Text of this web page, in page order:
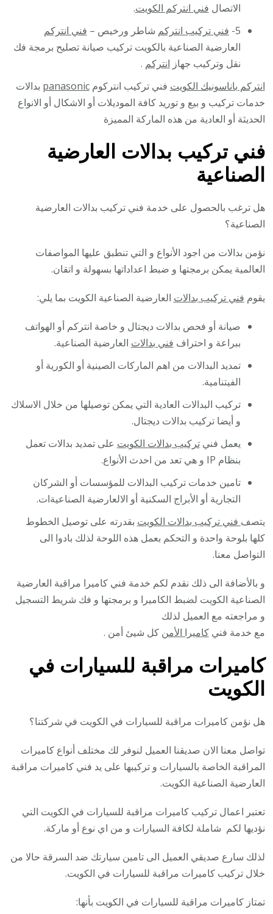
الاتصال فني انتركم الكويت.
5- فني تركيب انتركم شاطر ورخيص – فني انتركم
العارضية الصناعية بالكويت تركيب صيانة تصليح برمجة فك
نقل وتركيب جهاز انتركم .
انتركم باناسونيك الكويت فني تركيب انتركومpanasonic بدالات
خدمات تركيب و بيع و توريد كافة الموديلات أو الاشكال أو الانواع
الحديثة أو العادية من هذه الماركة المميزة
فني تركيب بدالات العارضية
الصناعية
هل ترغب بالحصول على خدمة فني تركيب بدالات العارضية
الصناعية؟
نؤمن بدالات من اجود الأنواع و التي تنطبق عليها المواصفات
العالمية يمكن برمجتها و ضبط اعداداتها بسهولة و اتقان.
يقوم فني تركيب بدالات العارضية الصناعية الكويت بما يلي:
صيانة أو فحص بدالات ديجتال و خاصة انتركم أو الهواتف
ببراعة و احتراف فني بدالات العارضية الصناعية.
تمديد البدالات من اهم الماركات الصينية أو الكورية أو
الفيتنامية.
تركيب البدالات العادية التي يمكن توصيلها من خلال الاسلاك
و أيضا تركيب بدالات ديجتال.
يعمل فنيتركيب بدالات الكويت على تمديد بدالات تعمل
بنظام IP و هي تعد من احدث الأنواع.
تامين خدمات تركيب البدالات للمؤسسات أو الشركان
التجارية أو الأبراج السكنية أو الالعارضية الصناعيةات.
يتصف فني تركيب بدالات الكويت بقدرته على توصيل الخطوط
كلها بلوحة واحدة و التحكم بعمل هذه اللوحة لذلك بادوا الى
التواصل معنا.
و بالأضافة الى ذلك نقدم لكم خدمة فني كاميرا مراقبة العارضية
الصناعية الكويت لضبط الكاميرا و برمجتها و فك شريط التسجيل
و مراجعته مع العميل لذلك
مع خدمة فنيكاميرا الأمن كل شيئ أمن .
كاميرات مراقبة للسيارات في
الكويت
هل نؤمن كاميرات مراقبة للسيارات في الكويت في شركتنا؟
تواصل معنا الان صديقنا العميل لنوفر لك مختلف أنواع كاميرات
المراقبة الخاصة بالسيارات و تركيبها على يد فني كاميرات مراقبة
العارضية الصناعية الكويت.
تعتبر اعمال تركيب كاميرات مراقبة للسيارات في الكويت التي
نؤديها لكم شاملة لكافة السيارات و من اي نوع أو ماركة.
لذلك سارع صديقي العميل الى تامين سيارتك ضد السرقة حالا من
خلال تركيب كاميرات مراقبة للسيارات في الكويت.
تمتاز كاميرات مراقبة للسيارات في الكويت بأنها: